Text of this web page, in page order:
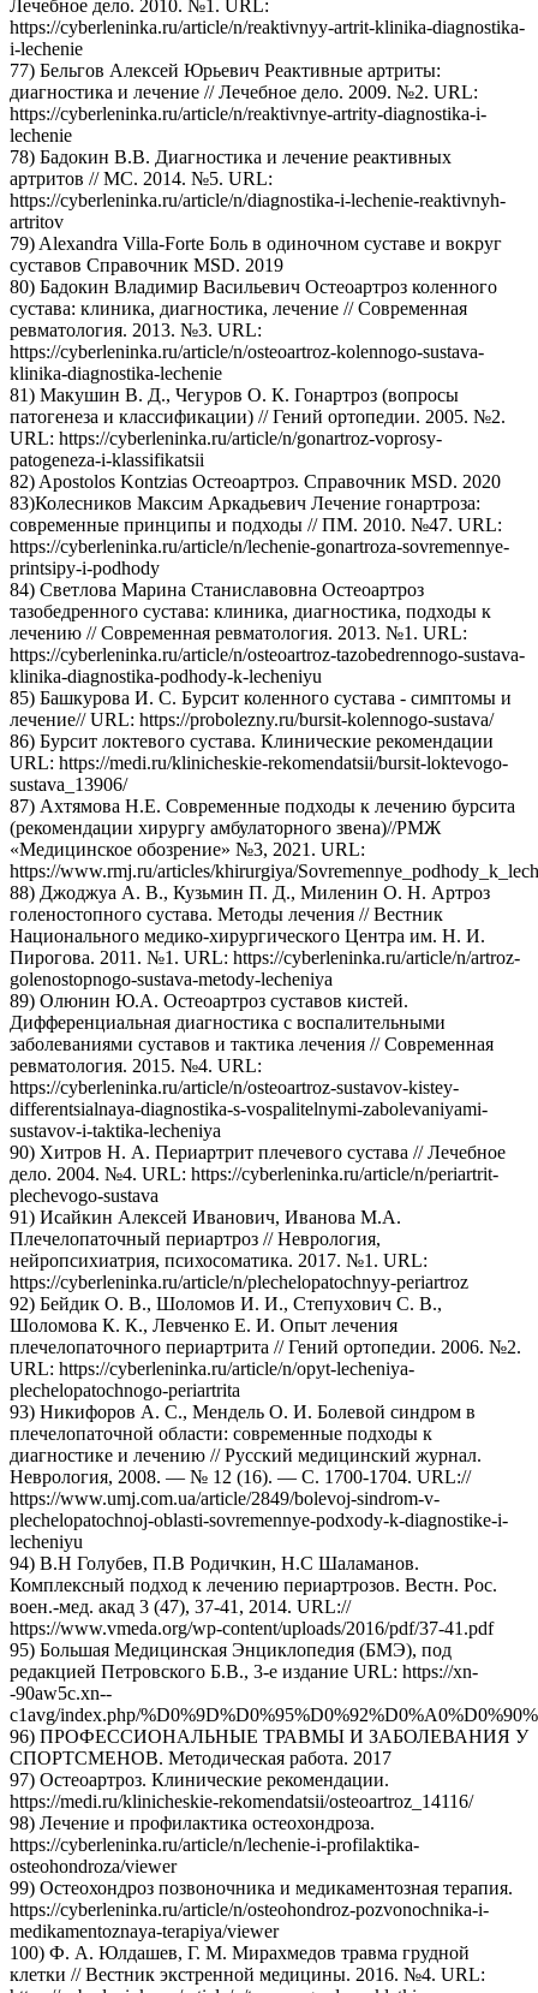
Лечебное дело. 2010. №1. URL:
https://cyberleninka.ru/article/n/reaktivnyy-artrit-klinika-diagnostika-
i-lechenie
77) Бельгов Алексей Юрьевич Реактивные артриты:
диагностика и лечение // Лечебное дело. 2009. №2. URL:
https://cyberleninka.ru/article/n/reaktivnye-artrity-diagnostika-i-
lechenie
78) Бадокин В.В. Диагностика и лечение реактивных
артритов // МС. 2014. №5. URL:
https://cyberleninka.ru/article/n/diagnostika-i-lechenie-reaktivnyh-
artritov
79) Alexandra Villa-Forte Боль в одиночном суставе и вокруг
суставов Справочник MSD. 2019
80) Бадокин Владимир Васильевич Остеоартроз коленного
сустава: клиника, диагностика, лечение // Современная
ревматология. 2013. №3. URL:
https://cyberleninka.ru/article/n/osteoartroz-kolennogo-sustava-
klinika-diagnostika-lechenie
81) Макушин В. Д., Чегуров О. К. Гонартроз (вопросы
патогенеза и классификации) // Гений ортопедии. 2005. №2.
URL: https://cyberleninka.ru/article/n/gonartroz-voprosy-
patogeneza-i-klassifikatsii
82) Apostolos Kontzias Остеоартроз. Справочник MSD. 2020
83)Колесников Максим Аркадьевич Лечение гонартроза:
современные принципы и подходы // ПМ. 2010. №47. URL:
https://cyberleninka.ru/article/n/lechenie-gonartroza-sovremennye-
printsipy-i-podhody
84) Светлова Марина Станиславовна Остеоартроз
тазобедренного сустава: клиника, диагностика, подходы к
лечению // Современная ревматология. 2013. №1. URL:
https://cyberleninka.ru/article/n/osteoartroz-tazobedrennogo-sustava-
klinika-diagnostika-podhody-k-lecheniyu
85) Башкурова И. С. Бурсит коленного сустава - симптомы и
лечение// URL: https://probolezny.ru/bursit-kolennogo-sustava/
86) Бурсит локтевого сустава. Клинические рекомендации
URL: https://medi.ru/klinicheskie-rekomendatsii/bursit-loktevogo-
sustava_13906/
87) Ахтямова Н.Е. Современные подходы к лечению бурсита
(рекомендации хирургу амбулаторного звена)//РМЖ
«Медицинское обозрение» №3, 2021. URL:
https://www.rmj.ru/articles/khirurgiya/
88) Джоджуа А. В., Кузьмин П. Д., Миленин О. Н. Артроз
голеностопного сустава. Методы лечения // Вестник
Национального медико-хирургического Центра им. Н. И.
Пирогова. 2011. №1. URL: https://cyberleninka.ru/article/n/artroz-
golenostopnogo-sustava-metody-lecheniya
89) Олюнин Ю.А. Остеоартроз суставов кистей.
Дифференциальная диагностика с воспалительными
заболеваниями суставов и тактика лечения // Современная
ревматология. 2015. №4. URL:
https://cyberleninka.ru/article/n/osteoartroz-sustavov-kistey-
differentsialnaya-diagnostika-s-vospalitelnymi-zabolevaniyami-
sustavov-i-taktika-lecheniya
90) Хитров Н. А. Периартрит плечевого сустава // Лечебное
дело. 2004. №4. URL: https://cyberleninka.ru/article/n/periartrit-
plechevogo-sustava
91) Исайкин Алексей Иванович, Иванова М.А.
Плечелопаточный периартроз // Неврология,
нейропсихиатрия, психосоматика. 2017. №1. URL:
https://cyberleninka.ru/article/n/plechelopatochnyy-periartroz
92) Бейдик О. В., Шоломов И. И., Степухович С. В.,
Шоломова К. К., Левченко Е. И. Опыт лечения
плечелопаточного периартрита // Гений ортопедии. 2006. №2.
URL: https://cyberleninka.ru/article/n/opyt-lecheniya-
plechelopatochnogo-periartrita
93) Никифоров А. С., Мендель О. И. Болевой синдром в
плечелопаточной области: современные подходы к
диагностике и лечению // Русский медицинский журнал.
Неврология, 2008. — № 12 (16). — С. 1700-1704. URL://
https://www.umj.com.ua/article/2849/bolevoj-sindrom-v-
plechelopatochnoj-oblasti-sovremennye-podxody-k-diagnostike-i-
lecheniyu
94) В.Н Голубев, П.В Родичкин, Н.С Шаламанов.
Комплексный подход к лечению периартрозов. Вестн. Рос.
воен.-мед. акад 3 (47), 37-41, 2014. URL://
https://www.vmeda.org/wp-content/uploads/2016/pdf/37-41.pdf
95) Большая Медицинская Энциклопедия (БМЭ), под
редакцией Петровского Б.В., 3-е издание URL: https://xn-
-90aw5c.xn--
c1avg/index.php/
96) ПРОФЕССИОНАЛЬНЫЕ ТРАВМЫ И ЗАБОЛЕВАНИЯ У
СПОРТСМЕНОВ. Методическая работа. 2017
97) Остеоартроз. Клинические рекомендации.
https://medi.ru/klinicheskie-rekomendatsii/osteoartroz_14116/
98) Лечение и профилактика остеохондроза.
https://cyberleninka.ru/article/n/lechenie-i-profilaktika-
osteohondroza/viewer
99) Остеохондроз позвоночника и медикаментозная терапия.
https://cyberleninka.ru/article/n/osteohondroz-pozvonochnika-i-
medikamentoznaya-terapiya/viewer
100) Ф. А. Юлдашев, Г. М. Мирахмедов травма грудной
клетки // Вестник экстренной медицины. 2016. №4. URL: